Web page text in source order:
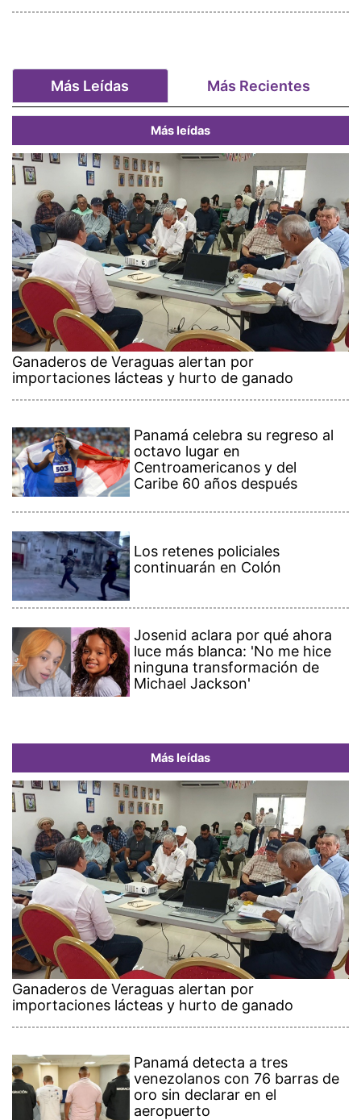
Más Leídas Más Recientes
Más leídas
Ganaderos de Veraguas alertan por
importaciones lácteas y hurto de ganado
Panamá celebra su regreso al
octavo lugar en
Centroamericanos y del
Caribe 60 años después
Los retenes policiales
continuarán en Colón
Josenid aclara por qué ahora
luce más blanca: 'No me hice
ninguna transformación de
Michael Jackson'
Más leídas
Ganaderos de Veraguas alertan por
importaciones lácteas y hurto de ganado
Panamá detecta a tres
venezolanos con 76 barras de
oro sin declarar en el
aeropuerto